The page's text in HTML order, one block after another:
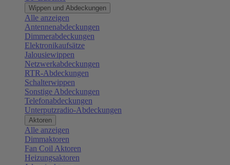
Wippen und Abdeckungen
Alle anzeigen
Antennenabdeckungen
Dimmerabdeckungen
Elektronikaufsätze
Jalousiewippen
Netzwerkabdeckungen
RTR-Abdeckungen
Schalterwippen
Sonstige Abdeckungen
Telefonabdeckungen
Unterputzradio-Abdeckungen
Aktoren
Alle anzeigen
Dimmaktoren
Fan Coil Aktoren
Heizungsaktoren